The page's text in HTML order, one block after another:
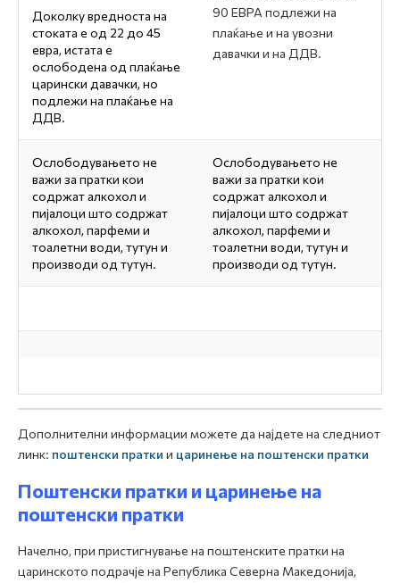
Доколку вредноста на
стоката е од 22 до 45
евра, истата е
ослободена од плаќање
царински давачки, но
подлежи на плаќање на
ДДВ.
90 ЕВРА подлежи на
плаќање и на увозни
давачки и на ДДВ.
Ослободувањето не
важи за пратки кои
содржат алкохол и
пијалоци што содржат
алкохол, парфеми и
тоалетни води, тутун и
производи од тутун.
Ослободувањето не
важи за пратки кои
содржат алкохол и
пијалоци што содржат
алкохол, парфеми и
тоалетни води, тутун и
производи од тутун.
Дополнителни информации можете да најдете на следниот
линк: поштенски пратки и царинење на поштенски пратки
Поштенски пратки и царинење на
поштенски пратки
Начелно, при пристигнување на поштенските пратки на
царинското подрачје на Република Северна Македонија,